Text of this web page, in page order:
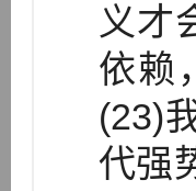
义才
依赖
(23)
代强